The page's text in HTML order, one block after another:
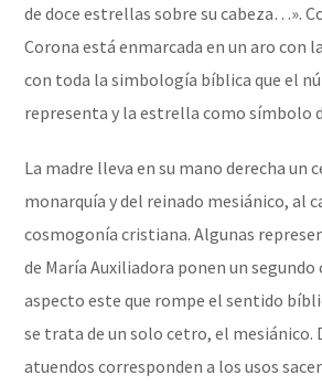
de doce estrellas sobre su cabeza…».
Corona está enmarcada en un aro con
con toda la simbología bíblica que el
representa y la estrella como símbolo
La madre lleva en su mano derecha un
monarquía y del reinado mesiánico,​ al
cosmogonía cristiana. Algunas
de María Auxiliadora ponen un
aspecto este que rompe el sentido
se trata de un solo cetro, el mesiánico.
atuendos corresponden a los usos